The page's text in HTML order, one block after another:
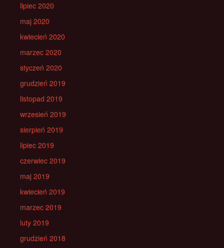
lipiec 2020
maj 2020
kwiecień 2020
marzec 2020
styczeń 2020
grudzień 2019
listopad 2019
wrzesień 2019
sierpień 2019
lipiec 2019
czerwiec 2019
maj 2019
kwiecień 2019
marzec 2019
luty 2019
grudzień 2018